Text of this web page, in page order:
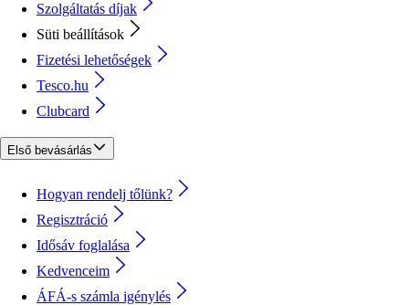
Szolgáltatás díjak
Süti beállítások
Fizetési lehetőségek
Tesco.hu
Clubcard
Első bevásárlás
Hogyan rendelj tőlünk?
Regisztráció
Idősáv foglalása
Kedvenceim
ÁFÁ-s számla igénylés